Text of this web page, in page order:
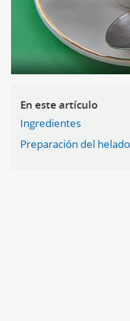
En este artículo
Ingredientes
Preparación del